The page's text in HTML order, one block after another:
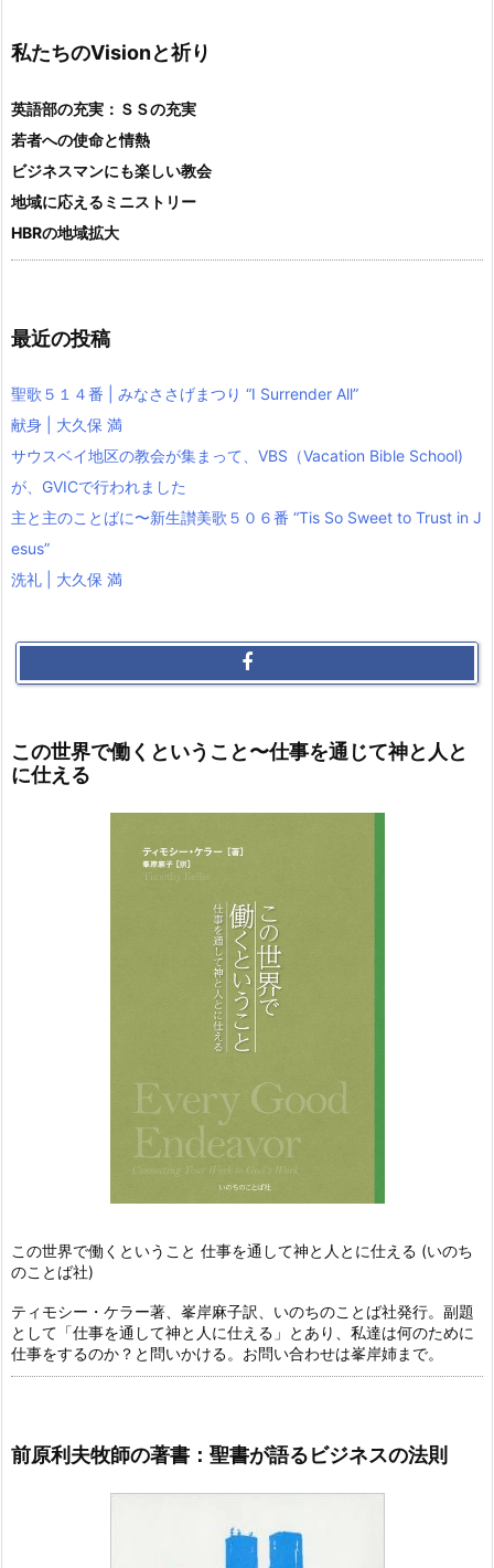
私たちのVisionと祈り
英語部の充実：ＳＳの充実
若者への使命と情熱
ビジネスマンにも楽しい教会
地域に応えるミニストリー
HBRの地域拡大
最近の投稿
聖歌５１４番 | みなささげまつり “I Surrender All”
献身 | 大久保 満
サウスベイ地区の教会が集まって、VBS（Vacation Bible School)
が、GVICで行われました
主と主のことばに〜新生讃美歌５０６番 “Tis So Sweet to Trust in J
esus”
洗礼 | 大久保 満
この世界で働くということ〜仕事を通じて神と人と
に仕える
この世界で働くということ 仕事を通して神と人とに仕える (いのち
のことば社)
ティモシー・ケラー著、峯岸麻子訳、いのちのことば社発行。副題
として「仕事を通して神と人に仕える」とあり、私達は何のために
仕事をするのか？と問いかける。お問い合わせは峯岸姉まで。
前原利夫牧師の著書：聖書が語るビジネスの法則